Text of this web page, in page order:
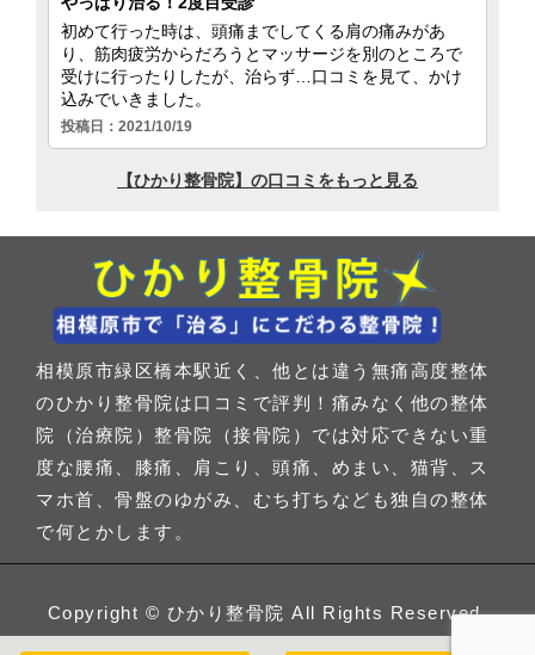
相模原市緑区橋本駅近く、他とは違う無痛高度整体
のひかり整骨院は口コミで評判！痛みなく他の整体
院（治療院）整骨院（接骨院）では対応できない重
度な腰痛、膝痛、肩こり、頭痛、めまい、猫背、ス
マホ首、骨盤のゆがみ、むち打ちなども独自の整体
で何とかします。
Copyright © ひかり整骨院 All Rights Reserved.